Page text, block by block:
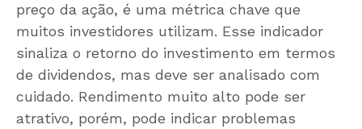
preço da ação, é uma métrica chave que
muitos investidores utilizam. Esse indicador
sinaliza o retorno do investimento em termos
de dividendos, mas deve ser analisado com
cuidado. Rendimento muito alto pode ser
atrativo, porém, pode indicar problemas